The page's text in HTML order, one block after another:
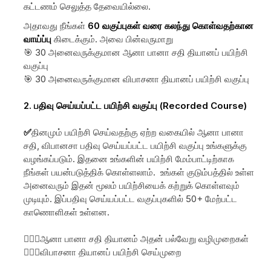
கட்டணம் செலுத்த தேவையில்லை.
அதாவது நீங்கள் 60 வகுப்புகள் வரை கலந்து கொள்வதற்கான
வாய்ப்பு கிடைக்கும். அவை பின்வருமாறு
🎯 30 அனைவருக்குமான ஆனா பானா சதி தியானப் பயிற்சி
வகுப்பு
🎯 30 அனைவருக்குமான விபாசனா தியானப் பயிற்சி வகுப்பு
2. பதிவு செய்யப்பட்ட பயிற்சி வகுப்பு (Recorded Course)
✅தினமும் பயிற்சி செய்வதற்கு ஏற்ற வகையில் ஆனா பானா
சதி, விபானசா பதிவு செய்யப்பட்ட பயிற்சி வகுப்பு உங்களுக்கு
வழங்கப்படும். இதனை உங்களின் பயிற்சி மேம்பாட்டிற்காக
நீங்கள் பயன்படுத்திக் கொள்ளலாம். உங்கள் குடும்பத்தில் உள்ள
அனைவரும் இதன் மூலம் பயிற்சியைக் கற்றுக் கொள்ளவும்
முடியும். இப்பதிவு செய்யப்பட்ட வகுப்புகளில் 50+ மேற்பட்ட
காணொளிகள் உள்ளன.
🧘🏻‍♀️ஆனா பானா சதி தியானம் அதன் பல்வேறு வழிமுறைகள்
🧘🏻‍♀️விபாசனா தியானப் பயிற்சி செய்முறை